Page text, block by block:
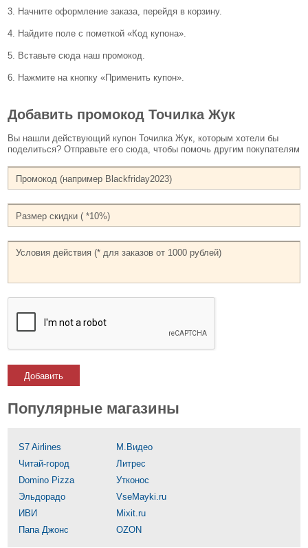
3. Начните оформление заказа, перейдя в корзину.
4. Найдите поле с пометкой «Код купона».
5. Вставьте сюда наш промокод.
6. Нажмите на кнопку «Применить купон».
Добавить промокод Точилка Жук
Вы нашли действующий купон Точилка Жук, которым хотели бы
поделиться? Отправьте его сюда, чтобы помочь другим покупателям
Добавить
Популярные магазины
S7 Airlines
М.Видео
Читай-город
Литрес
Domino Pizza
Утконос
Эльдорадо
VseMayki.ru
ИВИ
Mixit.ru
Папа Джонс
OZON